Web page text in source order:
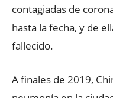
contagiadas de
hasta la fecha, y de
fallecido.
A finales de 2019,